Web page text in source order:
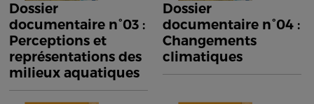
Dossier
documentaire n°03 :
Perceptions et
représentations des
milieux aquatiques
Dossier
documentaire n°04 :
Changements
climatiques